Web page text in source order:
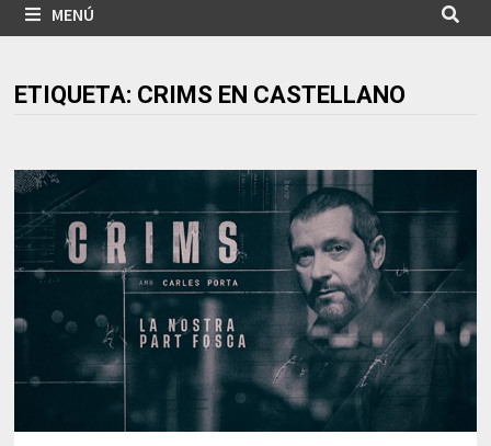
MENÚ
ETIQUETA: CRIMS EN CASTELLANO